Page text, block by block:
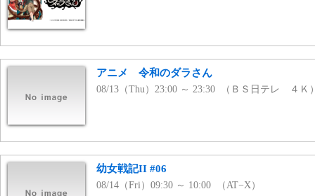
アニメ 令和のダラさん
08/13（Thu）23:00 ～ 23:30 （ＢＳ日テレ ４Ｋ
幼女戦記II #06
08/14（Fri）09:30 ～ 10:00 （AT−X）